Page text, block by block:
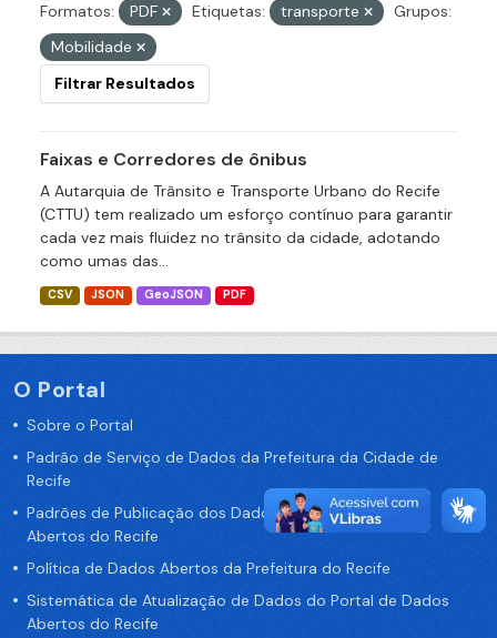
Formatos: PDF Etiquetas: transporte
Grupos:
Mobilidade
Filtrar Resultados
Faixas e Corredores de ônibus
A Autarquia de Trânsito e Transporte Urbano do Recife
(CTTU) tem realizado um esforço contínuo para garantir
cada vez mais fluidez no trânsito da cidade, adotando
como umas das...
CSV JSON GeoJSON PDF
O Portal
Sobre o Portal
Padrão de Serviço de Dados da Prefeitura da Cidade de
Recife
Padrões de Publicação dos Dados no Portal de Dados
Abertos do Recife
Política de Dados Abertos da Prefeitura do Recife
Sistemática de Atualização de Dados do Portal de Dados
Abertos do Recife